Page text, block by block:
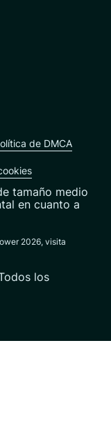
tamaño medio
en cuanto a
2026, visita
los
de DMCA